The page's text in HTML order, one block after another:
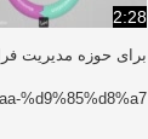
2:28
برای حوزه مدیریت
%d9%85%d8%a7/